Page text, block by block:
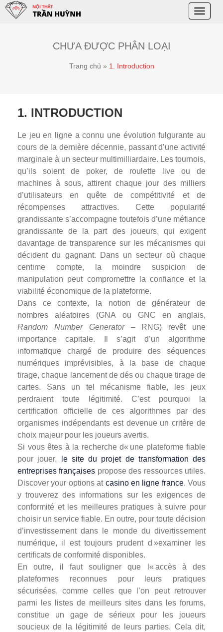
Toggle
CHƯA ĐƯỢC PHÂN LOẠI
Trang chủ » 1. Introduction
1. INTRODUCTION
Le jeu en ligne a connu une évolution fulgurante au
cours de la dernière décennie, passant d’une activité
marginale à un secteur multimilliardaire. Les tournois,
qu’ils soient de poker, de roulette live ou de
machines à sous, attirent chaque jour des milliers
d’utilisateurs en quête de compétitivité et de
récompenses attractives. Cette popularité
grandissante s’accompagne toutefois d’une méfiance
grandissante de la part des joueurs, qui exigent
davantage de transparence sur les mécanismes qui
décident du gagnant. Dans un secteur où chaque
centime compte, la moindre suspicion de
manipulation peut compromettre la confiance et la
viabilité économique de la plateforme.
Dans ce contexte, la notion de générateur de
nombres aléatoires (GNA ou GNC en anglais,
Random Number Generator– RNG) revêt une
importance capitale. Il s’agit d’un algorithme
informatique chargé de produire des séquences
numériques imprévisibles, à la base de chaque
tirage, chaque lancement de dés ou chaque tirage de
cartes. Sans un tel mécanisme fiable, les jeux
perdraient toute légitimité. C’est pourquoi la
certification officielle de ces algorithmes par des
organismes indépendants est devenue un critère de
choix majeur pour les joueurs avertis.
Si vous êtes à la recherche d« une plateforme fiable
pour jouer,
le site du projet de transformation des
entreprises françaises propose des ressources utiles.
Discover your options at casino en ligne france. Vous
y trouverez des informations sur les exigences de
conformité et les meilleures pratiques à suivre pour
choisir un service fiable. En outre, pour toute décision
d’investissement dans le monde du divertissement
numérique, il est toujours prudent d »examiner les
certificats de conformité disponibles.
En outre, il faut souligner que l« accès à des
plateformes reconnues pour leurs pratiques
sécurisées, comme celles que l’on peut retrouver
parmi les listes de meilleurs sites dans les forums,
constitue un gage de sérieux pour les joueurs
soucieux de la légitimité de leurs parties. Cela dit,